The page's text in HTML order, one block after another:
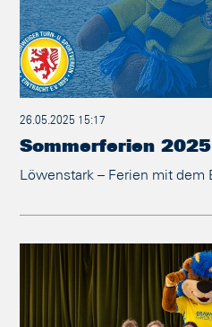
26.05.2025 15:17
Sommerferien
Löwenstark – Ferien mit dem